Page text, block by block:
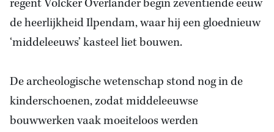
regent Volcker Overlander begin zeventiende eeuw
de heerlijkheid Ilpendam, waar hij een gloednieuw
‘middeleeuws’ kasteel liet bouwen.
De archeologische wetenschap stond nog in de
kinderschoenen, zodat middeleeuwse
bouwwerken vaak moeiteloos werden